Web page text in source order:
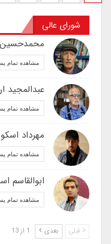
شورای عالی
محمدحسین
مشاهده تمام
عبدالمجید
مشاهده تمام
مهرداد
مشاهده تمام
ابوالقاسم
مشاهده تمام
قبلی بعدی